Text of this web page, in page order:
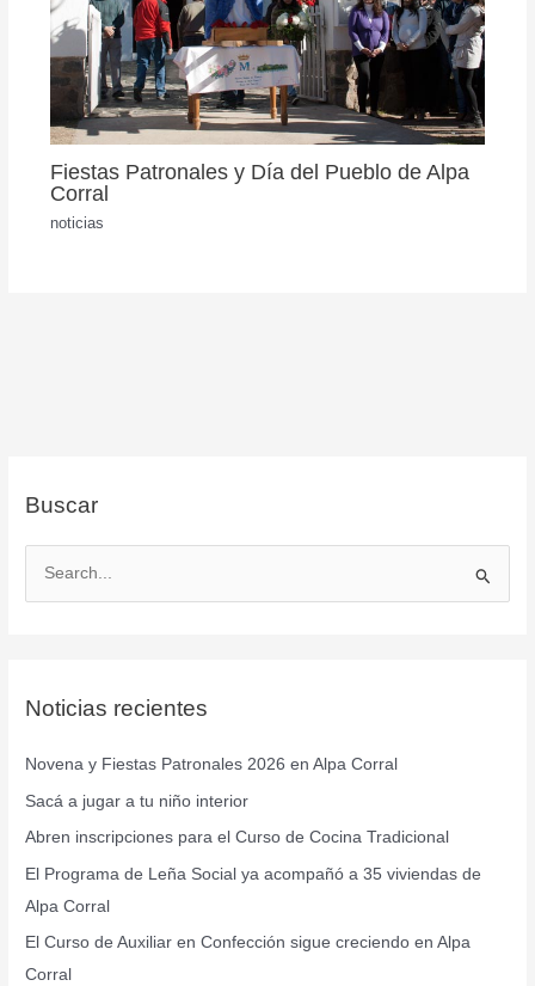
Fiestas Patronales y Día del Pueblo de Alpa
Corral
noticias
Buscar
a
p
o
r
:
Noticias recientes
Novena y Fiestas Patronales 2026 en Alpa Corral
Sacá a jugar a tu niño interior
Abren inscripciones para el Curso de Cocina Tradicional
El Programa de Leña Social ya acompañó a 35 viviendas de
Alpa Corral
El Curso de Auxiliar en Confección sigue creciendo en Alpa
Corral